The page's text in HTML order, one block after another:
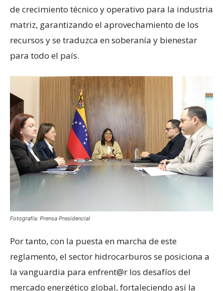
de crecimiento técnico y operativo para la industria
matriz, garantizando el aprovechamiento de los
recursos y se traduzca en soberanía y bienestar
para todo el país.
Fotografía: Prensa Presidencial
Por tanto, con la puesta en marcha de este
reglamento, el sector hidrocarburos se posiciona a
la vanguardia para enfrent@r los desafíos del
mercado energético global, fortaleciendo así la